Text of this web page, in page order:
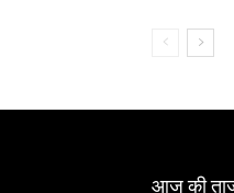
आज की